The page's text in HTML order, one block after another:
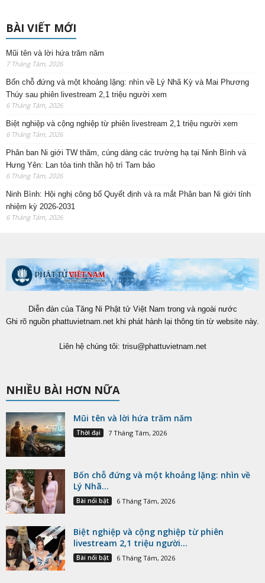
BÀI VIẾT MỚI
Mũi tên và lời hứa trăm năm
7 Tháng Tám, 2026
Bốn chỗ đứng và một khoảng lặng: nhìn về Lý Nhã Kỳ và Mai Phương
Thúy sau phiên livestream 2,1 triệu người xem
6 Tháng Tám, 2026
Biệt nghiệp và cộng nghiệp từ phiên livestream 2,1 triệu người xem
6 Tháng Tám, 2026
Phân ban Ni giới TW thăm, cúng dàng các trường hạ tại Ninh Bình và
Hưng Yên: Lan tỏa tinh thần hộ trì Tam bảo
6 Tháng Tám, 2026
Ninh Bình: Hội nghị công bố Quyết định và ra mắt Phân ban Ni giới tỉnh
nhiệm kỳ 2026-2031
6 Tháng Tám, 2026
Diễn đàn của Tăng Ni Phật tử Việt Nam trong và ngoài nước
Ghi rõ nguồn phattuvietnam.net khi phát hành lại thông tin từ website này.
Liên hệ chúng tôi: trisu@phattuvietnam.net
NHIỀU BÀI HƠN NỮA
Mũi tên và lời hứa trăm năm
Thời đại 7 Tháng Tám, 2026
Bốn chỗ đứng và một khoảng lặng: nhìn về
Lý Nhã...
Bài nổi bật 6 Tháng Tám, 2026
Biệt nghiệp và cộng nghiệp từ phiên
livestream 2,1 triệu người...
Bài nổi bật 6 Tháng Tám, 2026